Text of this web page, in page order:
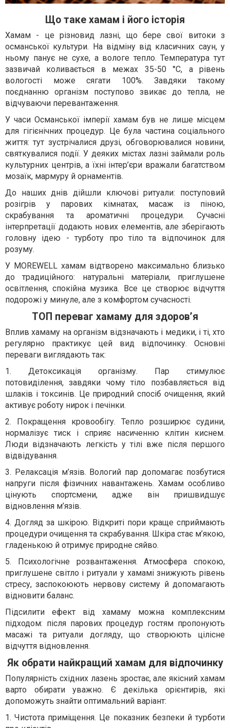
Що таке хамам і його історія
Хамам - це різновид лазні, що бере свої витоки з
османської культури. На відміну від класичних саун, у
ньому панує не сухе, а вологе тепло. Температура тут
зазвичай коливається в межах 35-50 °С, а рівень
вологості може сягати 100%. Завдяки такому
поєднанню організм поступово звикає до тепла, не
відчуваючи перевантаження.
У часи Османської імперії хамам був не лише місцем
для гігієнічних процедур. Це була частина соціального
життя: тут зустрічалися друзі, обговорювалися новини,
святкувалися події. У деяких містах лазні займали роль
культурних центрів, а їхні інтер’єри вражали багатством
мозаїк, мармуру й орнаментів.
До наших днів дійшли ключові ритуали: поступовий
розігрів у парових кімнатах, масаж із піною,
скрабування та ароматичні процедури. Сучасні
інтерпретації додають нових елементів, але зберігають
головну ідею - турботу про тіло та відпочинок для
розуму.
У MOREWELL хамам відтворено максимально близько
до традиційного: натуральні матеріали, приглушене
освітлення, спокійна музика. Все це створює відчуття
подорожі у минуле, але з комфортом сучасності.
ТОП переваг хамаму для здоров’я
Вплив хамаму на організм відзначають і медики, і ті, хто
регулярно практикує цей вид відпочинку. Основні
переваги виглядають так:
1. Детоксикація організму. Пар стимулює
потовиділення, завдяки чому тіло позбавляється від
шлаків і токсинів. Це природний спосіб очищення, який
активує роботу нирок і печінки.
2. Покращення кровообігу. Тепло розширює судини,
нормалізує тиск і сприяє насиченню клітин киснем.
Люди відзначають легкість у тілі вже після першого
відвідування.
3. Релаксація м’язів. Вологий пар допомагає позбутися
напруги після фізичних навантажень. Хамам особливо
цінують спортсмени, адже він пришвидшує
відновлення м’язів.
4. Догляд за шкірою. Відкриті пори краще сприймають
процедури очищення та скрабування. Шкіра стає м’якою,
гладенькою й отримує природне сяйво.
5. Психологічне розвантаження. Атмосфера спокою,
приглушене світло і ритуали у хамамі знижують рівень
стресу, заспокоюють нервову систему й допомагають
відновити баланс.
Підсилити ефект від хамаму можна комплексним
підходом: після парових процедур гостям пропонують
масажі та ритуали догляду, що створюють цілісне
відчуття відновлення.
Як обрати найкращий хамам для відпочинку
Популярність східних лазень зростає, але якісний хамам
варто обирати уважно. Є декілька орієнтирів, які
допоможуть знайти оптимальний варіант:
1. Чистота приміщення. Це показник безпеки й турботи